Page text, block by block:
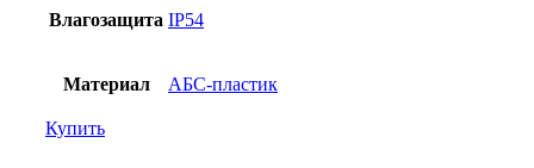
Влагозащита IP54
Материал АБС-пластик
Купить